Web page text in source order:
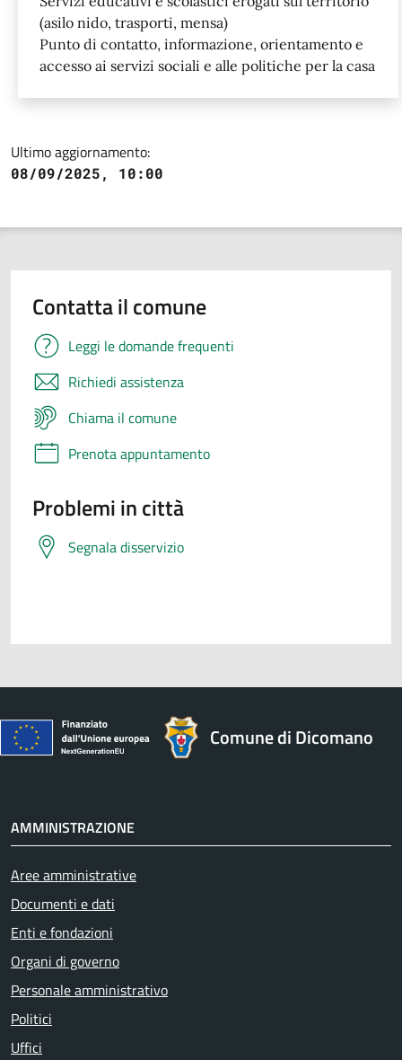
(asilo nido, trasporti, mensa)
Punto di contatto, informazione, orientamento e
accesso ai servizi sociali e alle politiche per la casa
Ultimo aggiornamento:
08/09/2025, 10:00
Contatta il comune
Leggi le domande frequenti
Richiedi assistenza
Chiama il comune
Prenota appuntamento
Problemi in città
Segnala disservizio
Comune di Dicomano
AMMINISTRAZIONE
Aree amministrative
Documenti e dati
Enti e fondazioni
Organi di governo
Personale amministrativo
Politici
Uffici